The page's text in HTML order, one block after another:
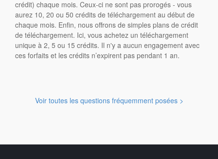
crédit) chaque mois. Ceux-ci ne sont pas prorogés - vous
aurez 10, 20 ou 50 crédits de téléchargement au début de
chaque mois. Enfin, nous offrons de simples plans de crédit
de téléchargement. Ici, vous achetez un téléchargement
unique à 2, 5 ou 15 crédits. Il n'y a aucun engagement avec
ces forfaits et les crédits n’expirent pas pendant 1 an.
Voir toutes les questions fréquemment posées >